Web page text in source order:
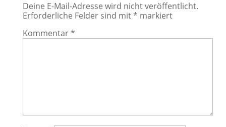
Deine E-Mail-Adresse wird nicht veröffentlicht.
Erforderliche Felder sind mit* markiert
Kommentar*